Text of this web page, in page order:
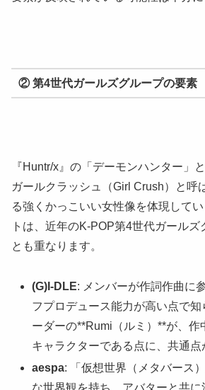
② 第4世代ガールズグループの要素
『Huntr/x』の「デーモンハンター」
ガールクラッシュ（Girl Crush）と呼
る強くかっこいい女性像を体現して
トは、近年のK-POP第4世代ガールズ
とも重なります。
(G)I-DLE: メンバーが作詞作曲に
フプロデュース能力が高い点で知
ーダーの**Rumi（ルミ）**が、作
キャラクターである点に、共通点
aespa: 「仮想世界（メタバース
な世界観を持ち、アバターと共